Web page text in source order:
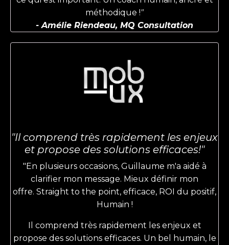
méthodique !"
- Amélie Riendeau, MQ Consultation
"Il comprend très rapidement les enjeux
et propose des solutions efficaces!"
"En plusieurs occasions, Guillaume m'a aidé à
clarifier mon message. Mieux définir mon
offre. Straight to the point, efficace, ROI du positif,
Humain !
Il comprend très rapidement les enjeux et
propose des solutions efficaces. Un bel humain, le